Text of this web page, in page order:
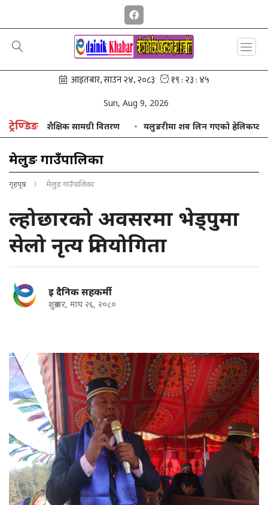
Sun, Aug 9, 2026
ट्रेण्डिङ
तथा शैक्षिक सामग्री वितरण यलुङरीमा शव लिन गएको हेलिकप्टर खराब
मेलुङ गाउँपालिका
गृहपृष्ठ मेलुङ गाउँपालिका
ल्होछारको अवसरमा भेड्पुमा
सेलो नृत्य प्रतियोगिता
इ दैनिक सहकर्मी
शुक्रबार, माघ २६, २०८०